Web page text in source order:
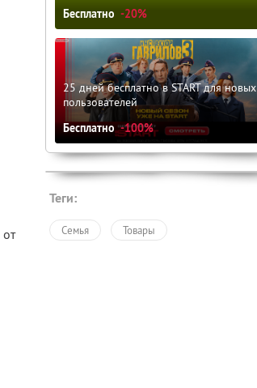
от
Бесплатно -20%
25 дней бесплатно в START для новых
пользователей
Бесплатно -100%
Теги:
Семья Товары